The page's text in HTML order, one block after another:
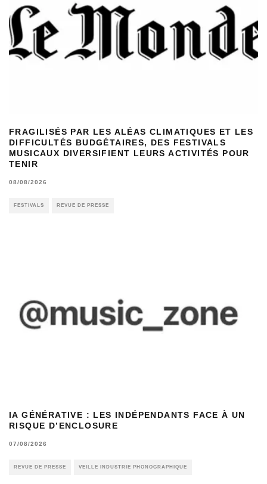
FRAGILISÉS PAR LES ALÉAS CLIMATIQUES ET LES
DIFFICULTÉS BUDGÉTAIRES, DES FESTIVALS
MUSICAUX DIVERSIFIENT LEURS ACTIVITÉS POUR
TENIR
08/08/2026
FESTIVALS REVUE DE PRESSE
IA GÉNÉRATIVE : LES INDÉPENDANTS FACE À UN
RISQUE D’ENCLOSURE
07/08/2026
REVUE DE PRESSE VEILLE INDUSTRIE PHONOGRAPHIQUE